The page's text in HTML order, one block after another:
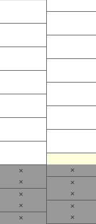
×
×
×
×
×
×
×
×
×
×